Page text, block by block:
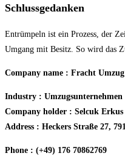
Schlussgedanken
Entrümpeln ist ein Prozess, der
Umgang mit Besitz. So wird das
Company name : Fracht
Industry : Umzugsunternehmen
Company holder : Selcuk Erkus
Address : Heckers Straße 27,
Phone : (+49) 176 70862769